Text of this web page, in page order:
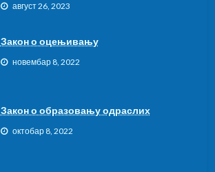
август 26, 2023
Закон о оцењивању
новембар 8, 2022
Закон о образовању одраслих
октобар 8, 2022